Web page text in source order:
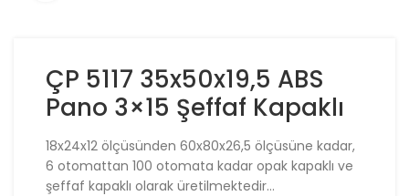
ÇP 5117 35x50x19,5 ABS
Pano 3×15 Şeffaf Kapaklı
18x24x12 ölçüsünden 60x80x26,5 ölçüsüne kadar,
6 otomattan 100 otomata kadar opak kapaklı ve
şeffaf kapaklı olarak üretilmektedir…